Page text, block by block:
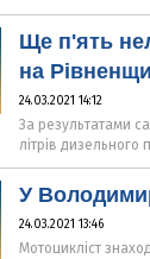
Ще п'ять
на
24.03.2021 14:12
За результатами
літрів
У
24.03.2021 13:46
Мотоцикліст